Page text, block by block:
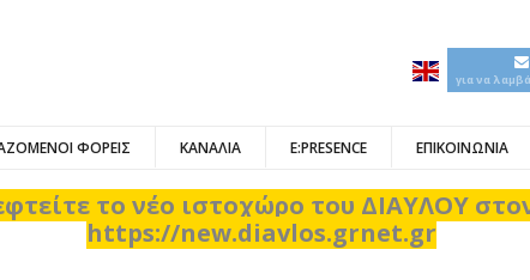
για να
ΦΟΡΕΙΣ ΚΑΝΑΛΙΑ E:PRESENCE ΕΠΙΚΟΙΝΩΝΙΑ
το νέο ιστοχώρο του ΔΙΑΥΛΟΥ
https://new.diavlos.grnet.gr